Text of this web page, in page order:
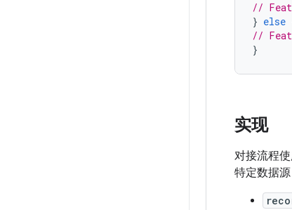
//
} else
//
}
实现
对接流程
特定数据